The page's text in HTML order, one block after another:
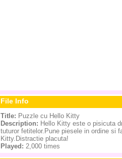
File Info
Title: Puzzle cu Hello Kitty
Description: Hello Kitty este o pisicuta
tuturor fetitelor.Pune piesele in ordine si
Kitty.Distractie placuta!
Played: 2,000 times